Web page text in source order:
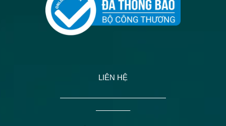
LIÊN HỆ
——————————————
————–